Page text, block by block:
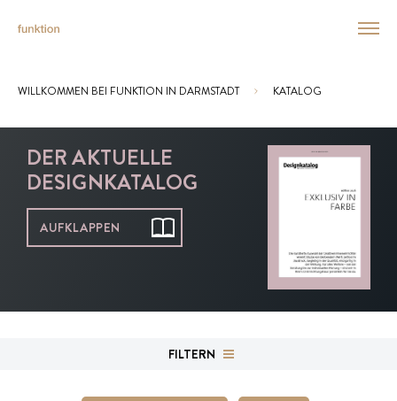
Sie sind hier:
WILLKOMMEN BEI FUNKTION IN DARMSTADT KATALOG
DER AKTUELLE
DESIGNKATALOG
AUFKLAPPEN
FILTERN